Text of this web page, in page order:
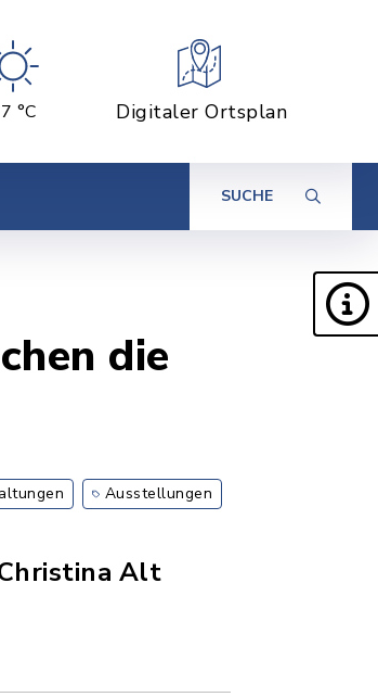
°C Digitaler Ortsplan
SUCHE
die
Ausstellungen
Alt